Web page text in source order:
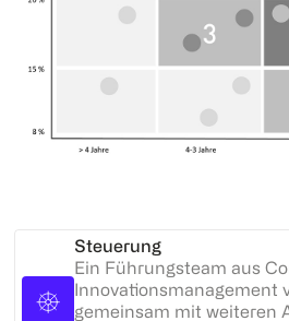
Steuerung
Ein Führungsteam aus
Innovationsmanagement
gemeinsam mit weiteren